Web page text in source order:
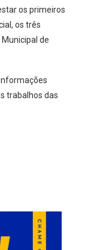
os primeiros
os três
de
trabalhos das